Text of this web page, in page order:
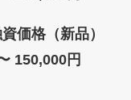
価格（新品）
150,000円